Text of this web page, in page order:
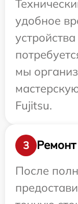
удобное
мы
Fujitsu.
3
После